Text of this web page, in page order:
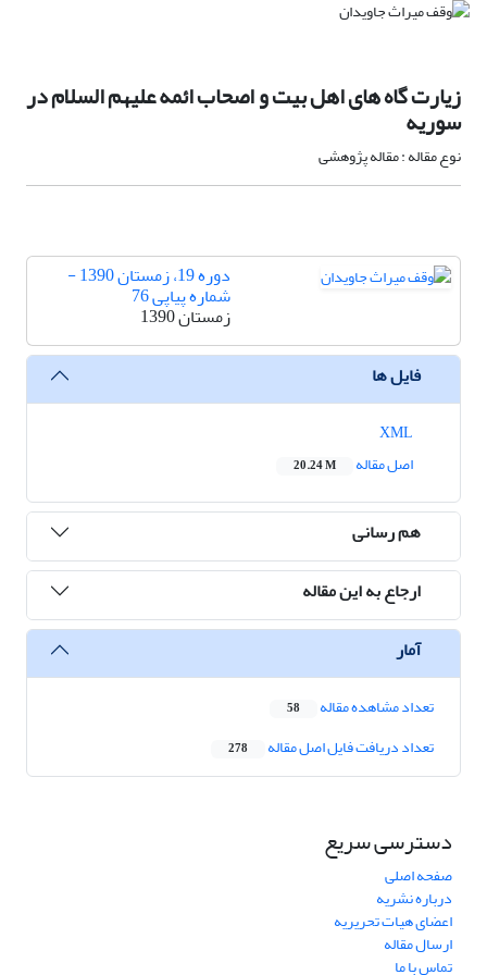
زیارت گاه های اهل بیت و اصحاب ائمه علیهم السلام در
سوریه
نوع مقاله : مقاله پژوهشی
دوره 19، زمستان 1390 -
شماره پیاپی 76
زمستان 1390
فایل ها
اصل مقاله
20.24 M
هم رسانی
ارجاع به این مقاله
آمار
تعداد مشاهده مقاله 58
تعداد دریافت فایل اصل مقاله 278
دسترسی سریع
صفحه اصلی
درباره نشریه
اعضای هیات تحریریه
ارسال مقاله
تماس با ما